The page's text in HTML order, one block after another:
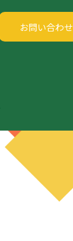
お問い合わせ